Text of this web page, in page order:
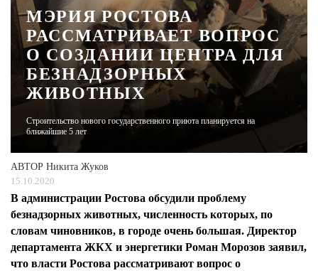
ЧЕЛОВЕК ОСОБЕННЫЙ
КУЛЬТ ЕДЫ
АФИША
ЖУРНАЛ
МЭРИЯ РОСТОВА
РАССМАТРИВАЕТ ВОПРОС
О СОЗДАНИИ ЦЕНТРА ДЛЯ
БЕЗНАДЗОРНЫХ
ЖИВОТНЫХ
Строительство нового государственного приюта планируется на
ближайшие 5 лет
АВТОР Никита Жуков
15.10.2020
В администрации Ростова обсудили проблему
безнадзорных животных, численность которых, по
словам чиновников, в городе очень большая. Директор
департамента ЖКХ и энергетики Роман Морозов заявил,
что власти Ростова рассматривают вопрос о